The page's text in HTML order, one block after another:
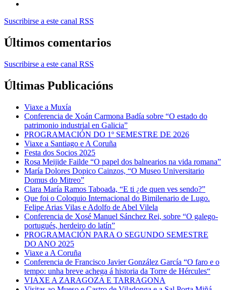
Suscribirse a este canal RSS
Últimos comentarios
Suscribirse a este canal RSS
Últimas Publicacións
Viaxe a Muxía
Conferencia de Xoán Carmona Badía sobre “O estado do
patrimonio industrial en Galicia”
PROGRAMACIÓN DO 1º SEMESTRE DE 2026
Viaxe a Santiago e A Coruña
Festa dos Socios 2025
Rosa Meijide Failde “O papel dos balnearios na vida romana”
María Dolores Dopico Cainzos, “O Museo Universitario
Domus do Mitreo”
Clara María Ramos Taboada, “E ti ¿de quen ves sendo?”
Que foi o Coloquio Internacional do Bimilenario de Lugo.
Felipe Arias Vilas e Adolfo de Abel Vilela
Conferencia de Xosé Manuel Sánchez Rei, sobre “O galego-
portugués, herdeiro do latín”
PROGRAMACIÓN PARA O SEGUNDO SEMESTRE
DO ANO 2025
Viaxe a A Coruña
Conferencia de Francisco Javier González García “O faro e o
tempo: unha breve achega á historia da Torre de Hércules“
VIAXE A ZARAGOZA E TARRAGONA